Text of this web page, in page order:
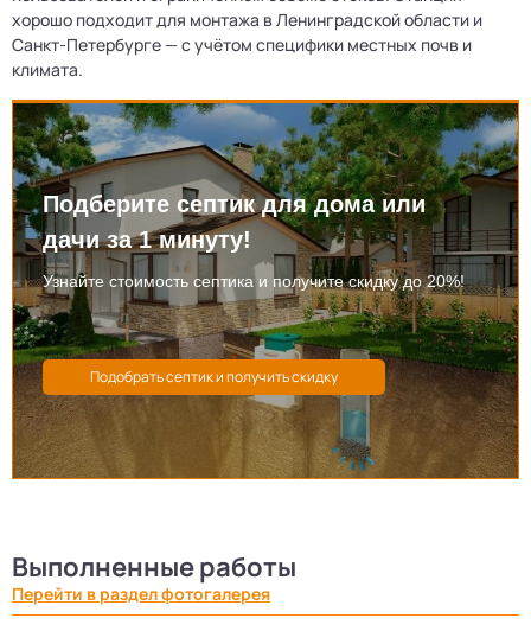
хорошо подходит для монтажа в Ленинградской области и
Санкт-Петербурге — с учётом специфики местных почв и
климата.
Подберите септик для дома или
дачи за 1 минуту!
Узнайте стоимость септика и получите скидку до 20%!
Выполненные работы
Перейти в раздел фотогалерея